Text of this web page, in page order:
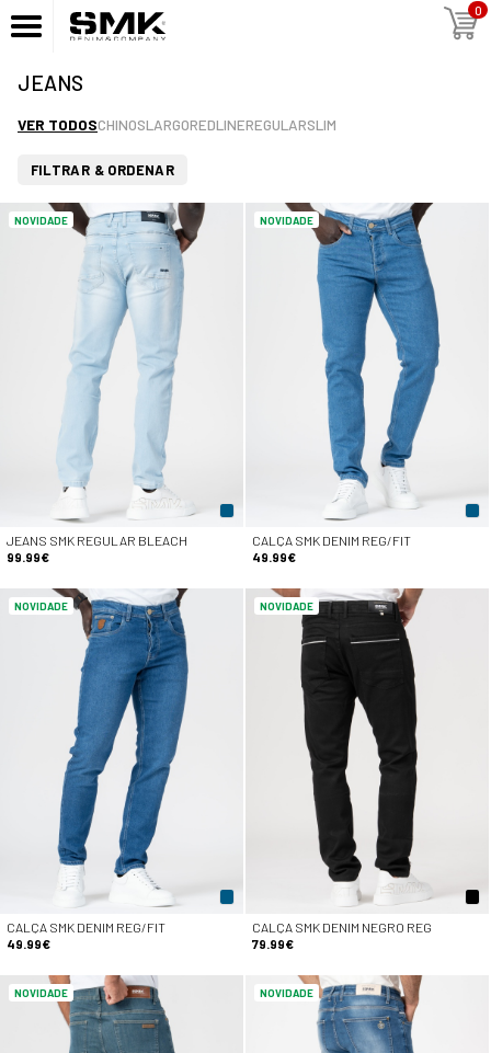
0
JEANS
VER TODOSCHINOSLARGOREDLINEREGULARSLIM
FILTRAR & ORDENAR
NOVIDADE
JEANS SMK REGULAR BLEACH
99.99€
NOVIDADE
CALÇA SMK DENIM REG/FIT
49.99€
NOVIDADE
CALÇA SMK DENIM REG/FIT
49.99€
NOVIDADE
CALÇA SMK DENIM NEGRO REG
79.99€
NOVIDADE NOVIDADE